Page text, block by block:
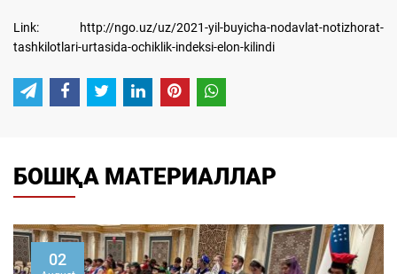
Link: http://ngo.uz/uz/2021-yil-buyicha-nodavlat-notizhorat-
tashkilotlari-urtasida-ochiklik-indeksi-elon-kilindi
БОШҚА МАТЕРИАЛЛАР
02